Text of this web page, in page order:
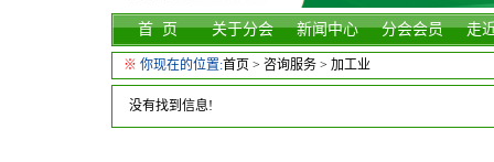
首 页 关于分会 新闻中心 分会会员 走
※ 你现在的位置:首页 > 咨询服务 > 加工业
没有找到信息!